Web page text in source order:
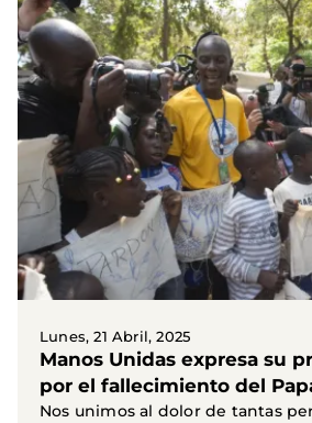
Lunes, 21 Abril, 2025
Manos Unidas expresa su
por el fallecimiento del
Nos unimos al dolor de tantas